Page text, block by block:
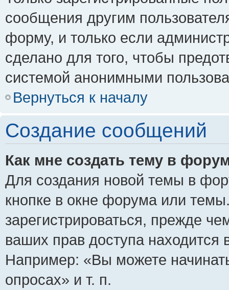
сообщения другим
форму, и только если
сделано для того, чтобы
системой анонимными
Вернуться к началу
Создание сообщений
Как мне создать тему в
Для создания новой темы в
кнопке в окне форума или
зарегистрироваться, прежде
ваших прав доступа
Например: «Вы можете
опросах» и т. п.